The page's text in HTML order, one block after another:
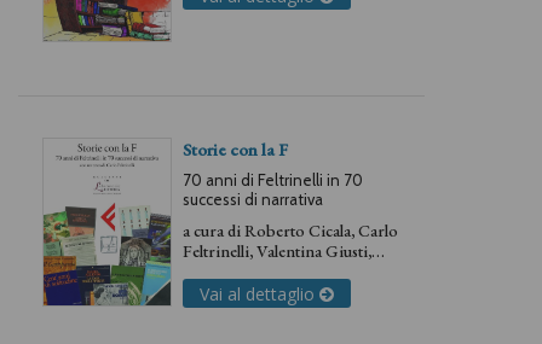
Storie con la F
70 anni di Feltrinelli in 70
successi di narrativa
a cura diRoberto Cicala,Carlo
Feltrinelli,Valentina Giusti,
Vai al dettaglio